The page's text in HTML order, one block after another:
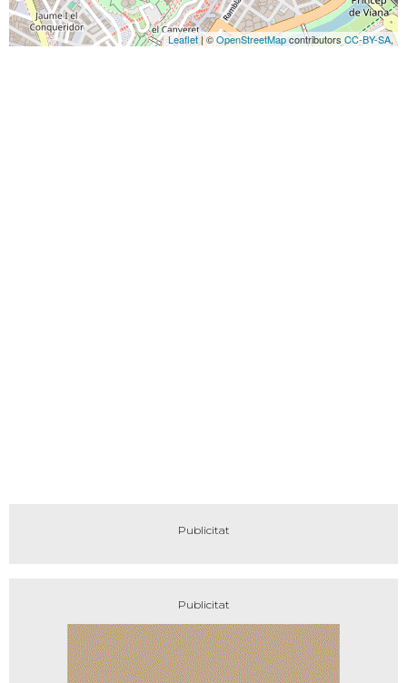
Leaflet| ©OpenStreetMapcontributors CC-BY-SA,